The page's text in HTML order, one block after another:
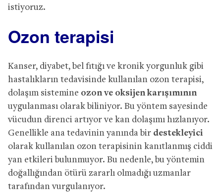
istiyoruz.
Ozon terapisi
Kanser, diyabet, bel fıtığı ve kronik yorgunluk gibi
hastalıkların tedavisinde kullanılan ozon terapisi,
dolaşım sistemine ozon ve oksijen karışımının
uygulanması olarak biliniyor. Bu yöntem sayesinde
vücudun direnci artıyor ve kan dolaşımı hızlanıyor.
Genellikle ana tedavinin yanında bir destekleyici
olarak kullanılan ozon terapisinin kanıtlanmış ciddi
yan etkileri bulunmuyor. Bu nedenle, bu yöntemin
doğallığından ötürü zararlı olmadığı uzmanlar
tarafından vurgulanıyor.